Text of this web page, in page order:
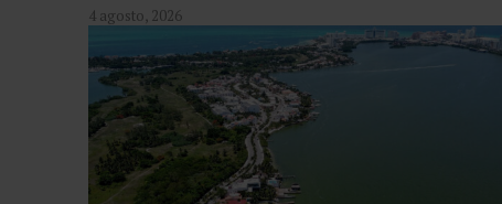
4 agosto, 2026